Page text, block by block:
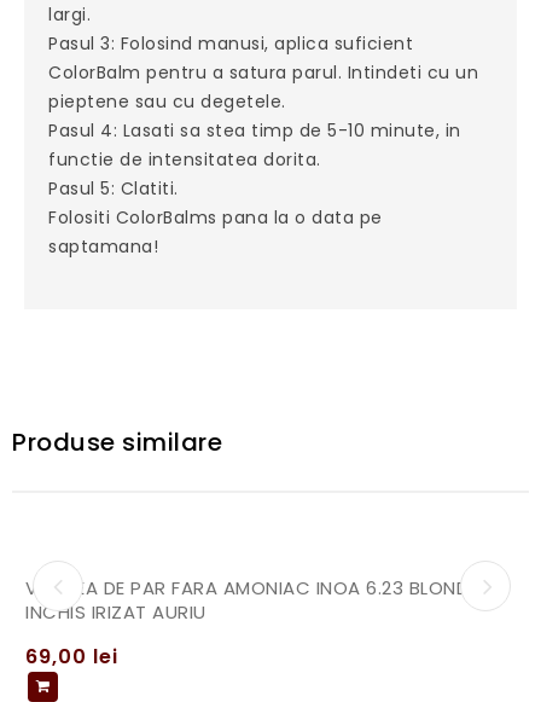
largi.
Pasul 3: Folosind manusi, aplica suficient
ColorBalm pentru a satura parul. Intindeti cu un
pieptene sau cu degetele.
Pasul 4: Lasati sa stea timp de 5-10 minute, in
functie de intensitatea dorita.
Pasul 5: Clatiti.
Folositi ColorBalms pana la o data pe
saptamana!
Produse similare
VOPSEA DE PAR FARA AMONIAC INOA 6.23 BLOND
INCHIS IRIZAT AURIU
69,00 lei